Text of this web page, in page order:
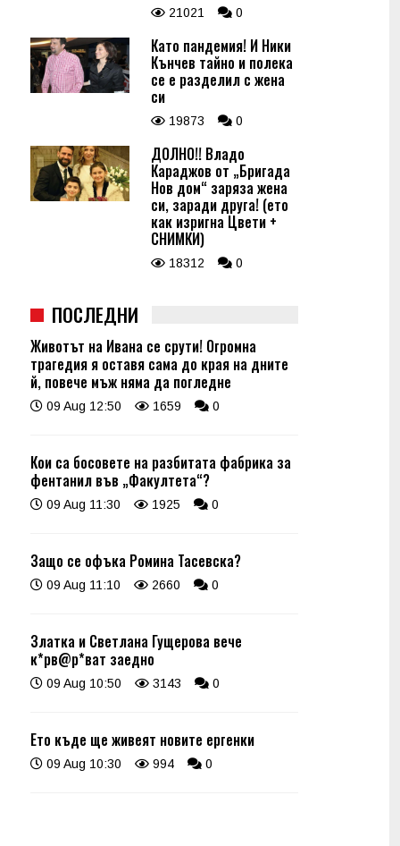
21021 0
Като пандемия! И Ники
Кънчев тайно и полека
се е разделил с жена
си
19873 0
ДОЛНО!! Владо
Караджов от „Бригада
Нов дом“ заряза жена
си, заради друга! (ето
как изригна Цвети +
СНИМКИ)
18312 0
ПОСЛЕДНИ
Животът на Ивана се срути! Огромна
трагедия я оставя сама до края на дните
й, повече мъж няма да погледне
09 Aug 12:50 1659 0
Кои са босовете на разбитата фабрика за
фентанил във „Факултета“?
09 Aug 11:30 1925 0
Защо се офъка Ромина Тасевска?
09 Aug 11:10 2660 0
Златка и Светлана Гущерова вече
к*рв@р*ват заедно
09 Aug 10:50 3143 0
Ето къде ще живеят новите ергенки
09 Aug 10:30 994 0